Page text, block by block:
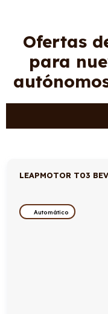
Ofertas
para
LEAPMOTOR T03
Automático